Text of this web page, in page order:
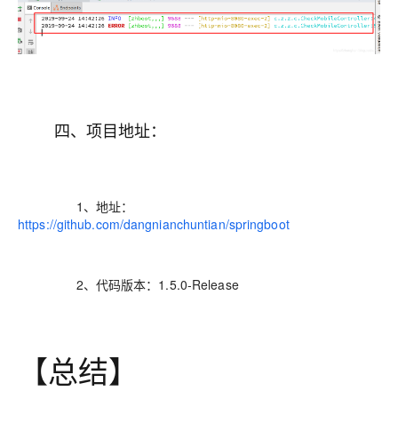
四、项目地址：
1、地址：
https://github.com/dangnianchuntian/springboot
2、代码版本：1.5.0-Release
【总结】